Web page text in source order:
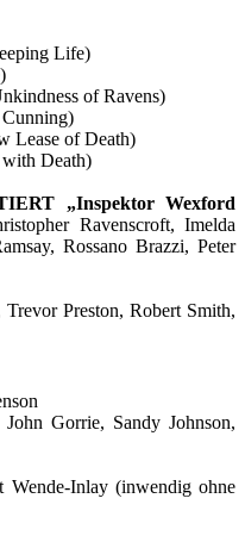
Life)
of Ravens)
Lease of Death)
Death)
„Inspektor Wexford
Ravenscroft, Imelda
Rossano Brazzi, Peter
Preston, Robert Smith,
Gorrie, Sandy Johnson,
Inlay (inwendig ohne